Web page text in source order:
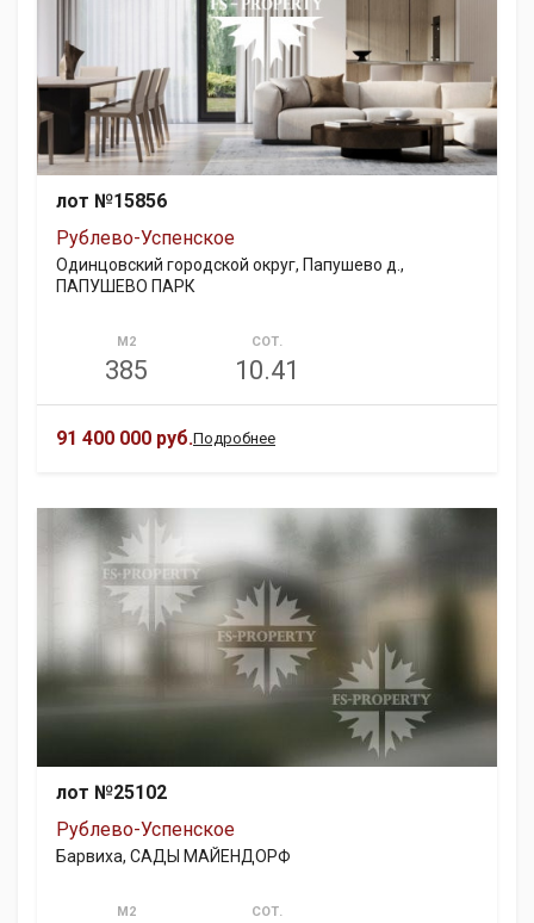
лот №15856
Рублево-Успенское
Одинцовский городской округ, Папушево д.,
ПАПУШЕВО ПАРК
М2
385
СОТ.
10.41
91 400 000 руб.Подробнее
лот №25102
Рублево-Успенское
Барвиха, САДЫ МАЙЕНДОРФ
М2 СОТ.